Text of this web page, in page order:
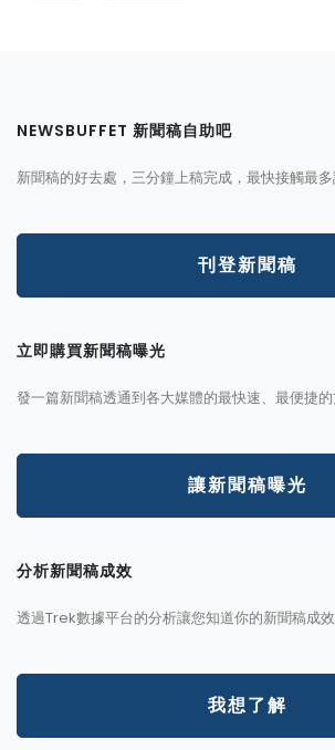
NEWSBUFFET 新聞稿自助吧
新聞稿的好去處，三分鐘上稿完成，最快接觸最多
刊登新聞稿
立即購買新聞稿曝光
發一篇新聞稿透通到各大媒體的最快速、最便捷的
讓新聞稿曝光
分析新聞稿成效
透過Trek數據平台的分析讓您知道你的新聞稿成
我想了解